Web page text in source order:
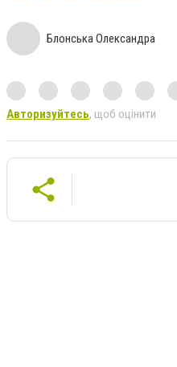
Блонська Олександра
Авторизуйтесь, щоб оцінити